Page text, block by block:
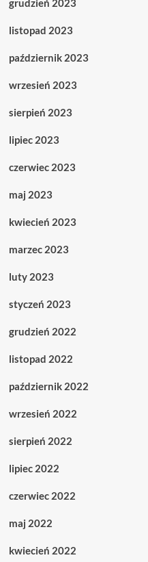
grudzień 2023
listopad 2023
październik 2023
wrzesień 2023
sierpień 2023
lipiec 2023
czerwiec 2023
maj 2023
kwiecień 2023
marzec 2023
luty 2023
styczeń 2023
grudzień 2022
listopad 2022
październik 2022
wrzesień 2022
sierpień 2022
lipiec 2022
czerwiec 2022
maj 2022
kwiecień 2022